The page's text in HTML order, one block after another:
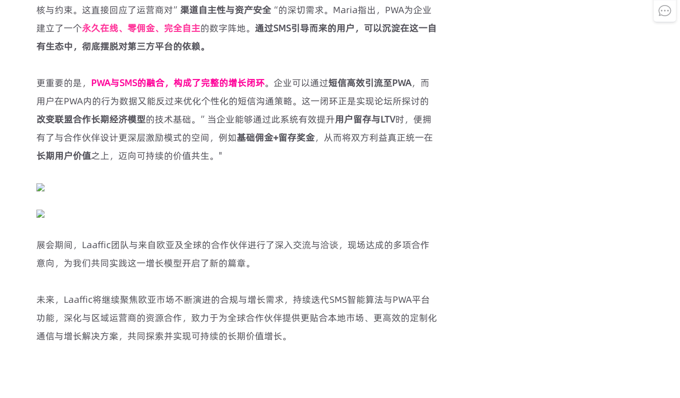
核与约束。这直接回应了运营商对” 渠道自主性与资产安全 “的深切需求。Maria指出，PWA为企业
建立了一个永久在线、零佣金、完全自主的数字阵地。 通过SMS引导而来的用户，可以沉淀在这一自
有生态中，彻底摆脱对第三方平台的依赖。
更重要的是， PWA与SMS的融合，构成了完整的增长闭环。企业可以通过短信高效引流至PWA，而
用户在PWA内的行为数据又能反过来优化个性化的短信沟通策略。这一闭环正是实现论坛所探讨的
改变联盟合作长期经济模型的技术基础。”当企业能够通过此系统有效提升用户留存与LTV时，便拥
有了与合作伙伴设计更深层激励模式的空间，例如基础佣金+留存奖金，从而将双方利益真正统一在
长期用户价值之上，迈向可持续的价值共生。"
展会期间，Laaffic团队与来自欧亚及全球的合作伙伴进行了深入交流与洽谈，现场达成的多项合作
意向，为我们共同实践这一增长模型开启了新的篇章。
未来，Laaffic将继续聚焦欧亚市场不断演进的合规与增长需求，持续迭代SMS智能算法与PWA平台
功能，深化与区域运营商的资源合作，致力于为全球合作伙伴提供更贴合本地市场、更高效的定制化
通信与增长解决方案，共同探索并实现可持续的长期价值增长。